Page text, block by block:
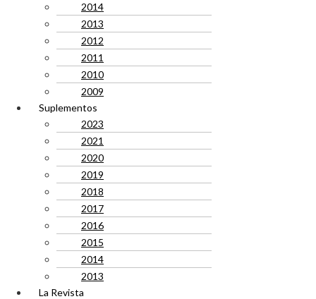
2014
2013
2012
2011
2010
2009
Suplementos
2023
2021
2020
2019
2018
2017
2016
2015
2014
2013
La Revista